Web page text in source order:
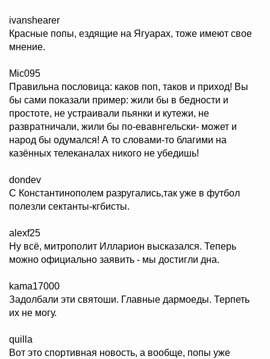
ivanshearer
Красные попы, ездящие на Ягуарах, тоже имеют свое
мнение.
Mic095
Правильна пословица: каков поп, таков и приход! Вы
бы сами показали пример: жили бы в бедности и
простоте, не устраивали пьянки и кутежи, не
развратничали, жили бы по-евавнгельски- может и
народ бы одумался! А то словами-то благими на
казённых телеканалах никого не убедишь!
dondev
С Константинополем разругались,так уже в футбол
полезли сектанты-кгбисты.
alexf25
Ну всё, митрополит Илларион высказался. Теперь
можно официально заявить - мы достигли дна.
kama17000
Задолбали эти святоши. Главные дармоеды. Терпеть
их не могу.
quilla
Вот это спортивная новость, а вообще, попы уже